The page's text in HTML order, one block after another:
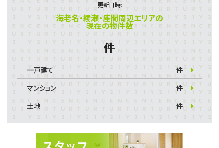
更新日時:
海老名・綾瀬・座間周辺エリアの
現在の物件数
件
一戸建て
件
マンション
件
土地
件